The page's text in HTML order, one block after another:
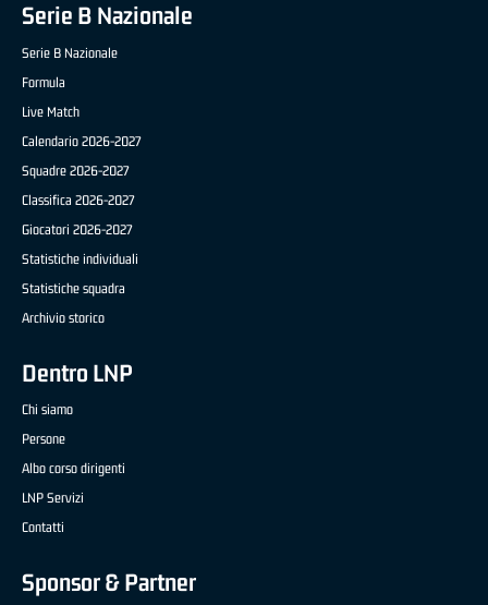
Serie B Nazionale
Serie B Nazionale
Formula
Live Match
Calendario 2026-2027
Squadre 2026-2027
Classifica 2026-2027
Giocatori 2026-2027
Statistiche individuali
Statistiche squadra
Archivio storico
Dentro LNP
Chi siamo
Persone
Albo corso dirigenti
LNP Servizi
Contatti
Sponsor & Partner